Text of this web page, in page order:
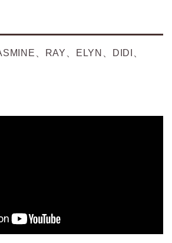
、RAY、ELYN、DIDI、